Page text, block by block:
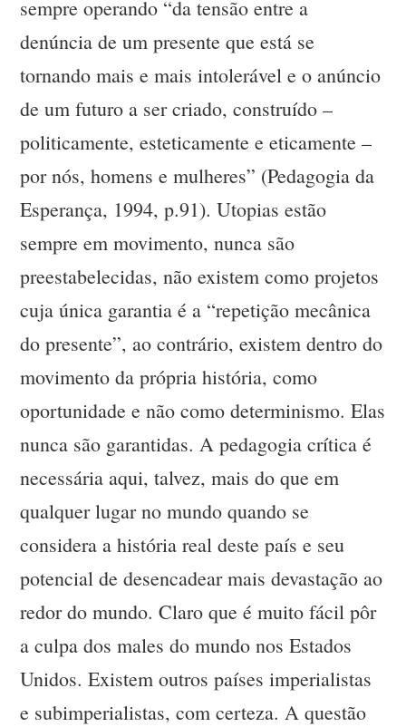
sempre operando “da tensão entre a
denúncia de um presente que está se
tornando mais e mais intolerável e o anúncio
de um futuro a ser criado, construído –
politicamente, esteticamente e eticamente –
por nós, homens e mulheres” (Pedagogia da
Esperança, 1994, p.91). Utopias estão
sempre em movimento, nunca são
preestabelecidas, não existem como projetos
cuja única garantia é a “repetição mecânica
do presente”, ao contrário, existem dentro do
movimento da própria história, como
oportunidade e não como determinismo. Elas
nunca são garantidas. A pedagogia crítica é
necessária aqui, talvez, mais do que em
qualquer lugar no mundo quando se
considera a história real deste país e seu
potencial de desencadear mais devastação ao
redor do mundo. Claro que é muito fácil pôr
a culpa dos males do mundo nos Estados
Unidos. Existem outros países imperialistas
e subimperialistas, com certeza. A questão